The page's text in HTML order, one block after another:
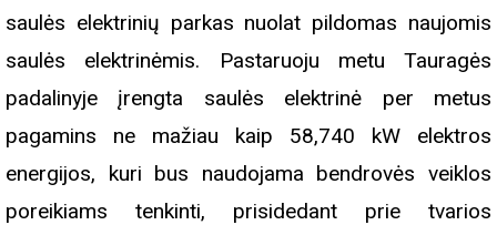
saulės elektrinių parkas nuolat pildomas naujomis
saulės elektrinėmis. Pastaruoju metu Tauragės
padalinyje įrengta saulės elektrinė per metus
pagamins ne mažiau kaip 58,740 kW elektros
energijos, kuri bus naudojama bendrovės veiklos
poreikiams tenkinti, prisidedant prie tvarios